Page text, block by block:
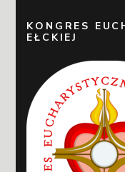
KONGRES
EŁCKIEJ